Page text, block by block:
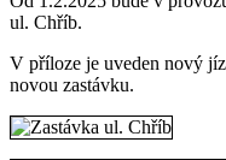
ul. Chříb.
V příloze je uveden nový
novou zastávku.